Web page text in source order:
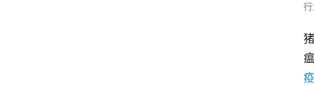
猪
瘟
疫